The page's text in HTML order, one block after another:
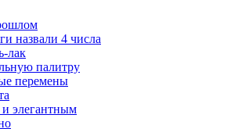
назвали 4 числа
лак
палитру
перемены
и элегантным